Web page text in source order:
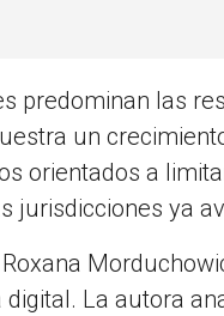
predominan las
un
orientados a
jurisdicciones ya
La autora